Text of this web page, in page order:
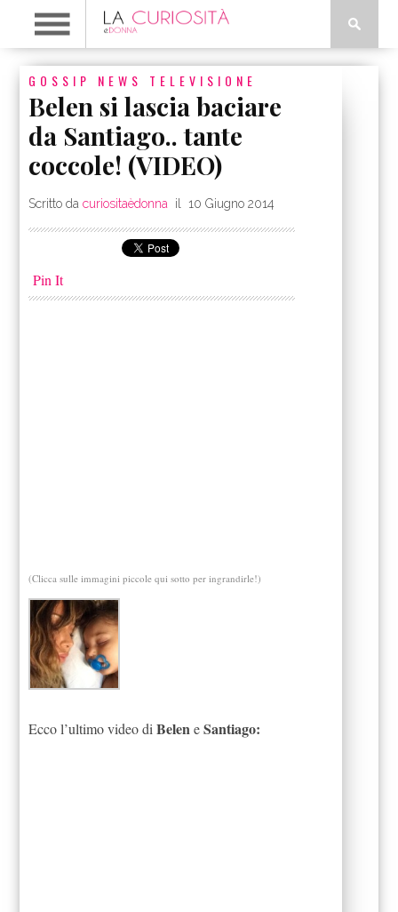
GOSSIP NEWS TELEVISIONE
Belen si lascia baciare
da Santiago.. tante
coccole! (VIDEO)
Scritto dacuriositaèdonna il10 Giugno 2014
Pin It
(Clicca sulle immagini piccole qui sotto per ingrandirle!)
Ecco l’ultimo video diBeleneSantiago: